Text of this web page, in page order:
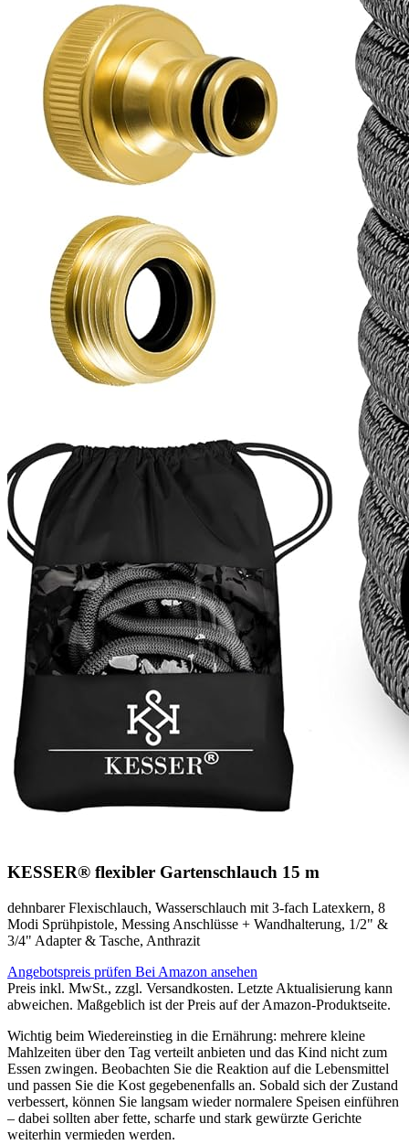
KESSER® flexibler Gartenschlauch 15 m
dehnbarer Flexischlauch, Wasserschlauch mit 3-fach Latexkern, 8
Modi Sprühpistole, Messing Anschlüsse + Wandhalterung, 1/2" &
3/4" Adapter & Tasche, Anthrazit
Angebotspreis prüfen Bei Amazon ansehen
Preis inkl. MwSt., zzgl. Versandkosten. Letzte Aktualisierung kann
abweichen. Maßgeblich ist der Preis auf der Amazon-Produktseite.
Wichtig beim Wiedereinstieg in die Ernährung: mehrere kleine
Mahlzeiten über den Tag verteilt anbieten und das Kind nicht zum
Essen zwingen. Beobachten Sie die Reaktion auf die Lebensmittel
und passen Sie die Kost gegebenenfalls an. Sobald sich der Zustand
verbessert, können Sie langsam wieder normalere Speisen einführen
– dabei sollten aber fette, scharfe und stark gewürzte Gerichte
weiterhin vermieden werden.